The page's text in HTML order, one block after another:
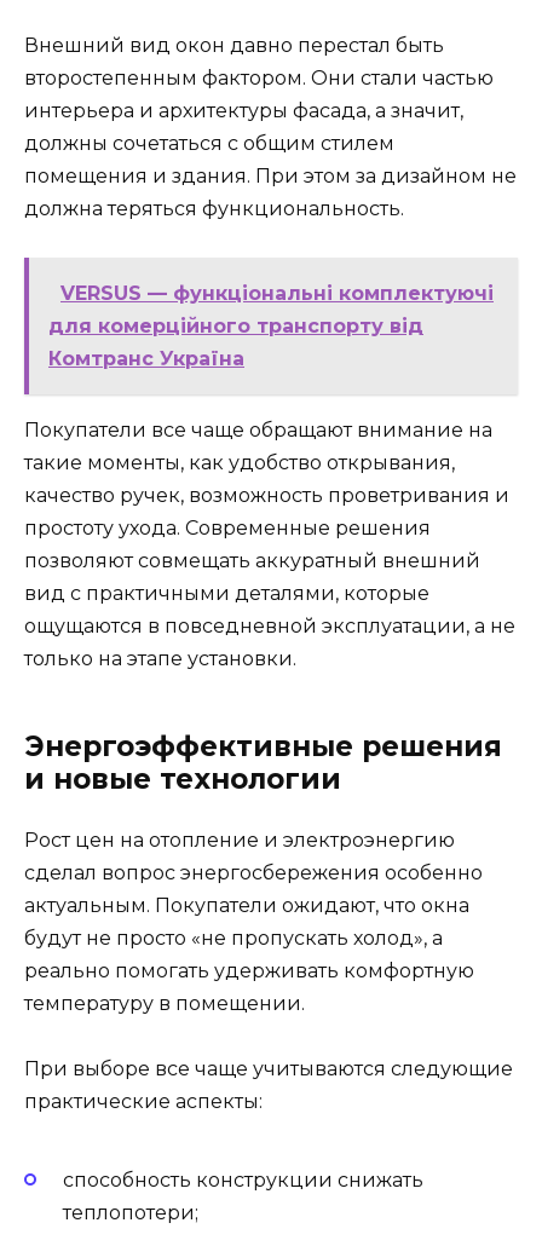
Внешний вид окон давно перестал быть
второстепенным фактором. Они стали частью
интерьера и архитектуры фасада, а значит,
должны сочетаться с общим стилем
помещения и здания. При этом за дизайном не
должна теряться функциональность.
VERSUS — функціональні комплектуючі
для комерційного транспорту від
Комтранс Україна
Покупатели все чаще обращают внимание на
такие моменты, как удобство открывания,
качество ручек, возможность проветривания и
простоту ухода. Современные решения
позволяют совмещать аккуратный внешний
вид с практичными деталями, которые
ощущаются в повседневной эксплуатации, а не
только на этапе установки.
Энергоэффективные решения
и новые технологии
Рост цен на отопление и электроэнергию
сделал вопрос энергосбережения особенно
актуальным. Покупатели ожидают, что окна
будут не просто «не пропускать холод», а
реально помогать удерживать комфортную
температуру в помещении.
При выборе все чаще учитываются следующие
практические аспекты:
способность конструкции снижать
теплопотери;